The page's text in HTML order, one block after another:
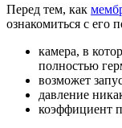
Перед тем, как
ознакомиться с его
камера, в
полностью
возможет
давление
коэффициент